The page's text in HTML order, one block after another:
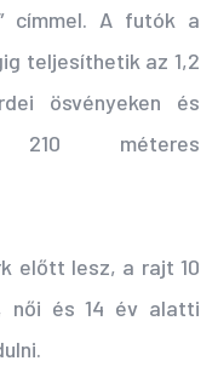
címmel. A futók a
teljesíthetik az 1,2
ösvényeken és
210 méteres
előtt lesz, a rajt 10
női és 14 év alatti